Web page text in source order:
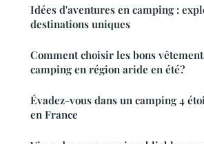
Idées d'aventures en camping :
destinations uniques
Comment choisir les bons
camping en région aride en été?
Évadez-vous dans un camping 4
en France